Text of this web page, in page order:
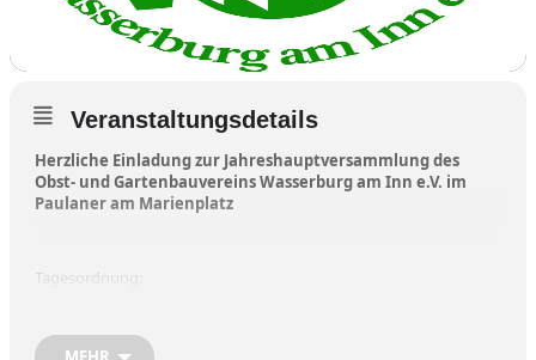
Veranstaltungsdetails
Herzliche Einladung zur Jahreshauptversammlung des
Obst- und Gartenbauvereins Wasserburg am Inn e.V. im
Paulaner am Marienplatz
Tagesordnung:
2. Totengedenken